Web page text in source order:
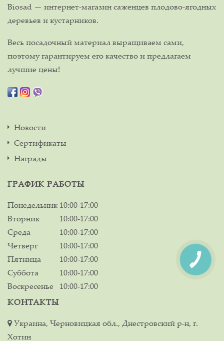
Biosad — интернет-магазин саженцев плодово-ягодных
деревьев и кустарников.
Весь посадочный материал выращиваем сами,
поэтому гарантируем его качество и предлагаем
лучшие цены!
Новости
Сертификаты
Награды
ГРАФИК РАБОТЫ
Понедельник 10:00-17:00
Вторник
10:00-17:00
Среда
10:00-17:00
Четверг
10:00-17:00
Пятница
10:00-17:00
Суббота
10:00-17:00
Воскресенье
10:00-17:00
КОНТАКТЫ
Украина, Черновицкая обл., Днестровский р-н, г.
Хотин